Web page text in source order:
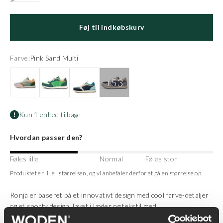
Føj til indkøbskurv
Farve:Pink Sand Multi
Kun 1 enhed tilbage
Hvordan passer den?
Føles lille Normal Føles stor
Produktet er lille i størrelsen, og vi anbefaler derfor at gå en størrelse op.
Ronja er baseret på et innovativt design med cool farve-detaljer
og et sporty design, lavet i læder og tekstil med
fiskelæderdetaljer på hælen.